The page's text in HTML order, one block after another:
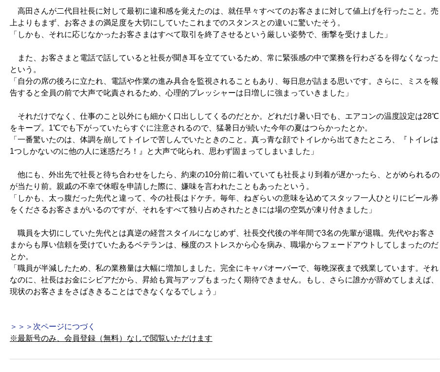
高田さんが二代目社長に対して最初に違和感を覚えたのは、就任早々すべてのお客さまに対して値上げを行ったこと。売
上よりもまず、お客さまの満足度を大切にしていたこれまでのスタンスとの違いに驚いたそう。
「しかも、それに応じなかったお客さまはすべて取引を終了させるという厳しい姿勢で、衝撃を受けました」
また、お客さまと電話で話していると社長が聞き耳を立てているため、常に緊張感の中で業務を行わざるを得なくなった
という。
「自分の席の後ろに立たれ、電話や作業の進み具合を監視されることもあり、毎日息が詰まる思いです。さらに、ミスを報
告すると全員の前で大声で叱責されるため、心理的プレッシャーは日増しに強まっていきました」
それだけでなく、仕事のこと以外にも細かく口出ししてくるのだとか。どれだけ暑い日でも、エアコンの温度設定は28℃
をキープ。1℃でも下がっていたらすぐに注意されるので、猛暑日が続いた今年の夏はつらかったとか。
「一番驚いたのは、体調を崩してトイレで苦しんでいたときのこと。真っ青な顔でトイレから出てきたところ、『トイレは
1つしかないのに他の人に迷惑だろ！』と大声で叱られ、思わず固まってしまいました」
他にも、外出先で社長と待ち合わせをしたら、約束の10分前に着いていても社長より到着が遅かったら、とがめられるの
が当たり前。親戚の不幸で休暇を申請した際に、嫌味を言われたこともあったという。
「しかも、太っ腹だった先代と違って、今の社長はドケチ。毎年、ねぎらいの意味を込めてスタッフ一人ひとりにビール券
をくださるお客さまがいるのですが、それをすべて独り占めされたときには場の空気が凍り付きました」
職員を大切にしていた先代とは真逆の経営スタイルになじめず、社長交代後の半年間で3名の先輩が退職。先代やお客さ
まからも厚い信頼を受けていたあるベテランは、極度のストレスから心を病み、職場からフェードアウトしてしまったのだ
とか。
「職員が半減したため、私の業務量は大幅に増加しました。完全にキャパオーバーで、毎晩深夜まで残業しています。それ
なのに、社長はお金にシビアだから、昇給も賞与アップもまったく期待できません。もし、さらに誰かが辞めてしまえば、
現状のお客さまをさばききることはできなくなるでしょう」
＞＞＞次ページにつづく
※最新号のみ、会員登録（無料）なしで閲覧いただけます